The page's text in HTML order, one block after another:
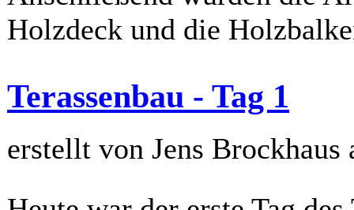
Holzdeck und die
Terassenbau - Tag 1
erstellt von Jens Brockhaus